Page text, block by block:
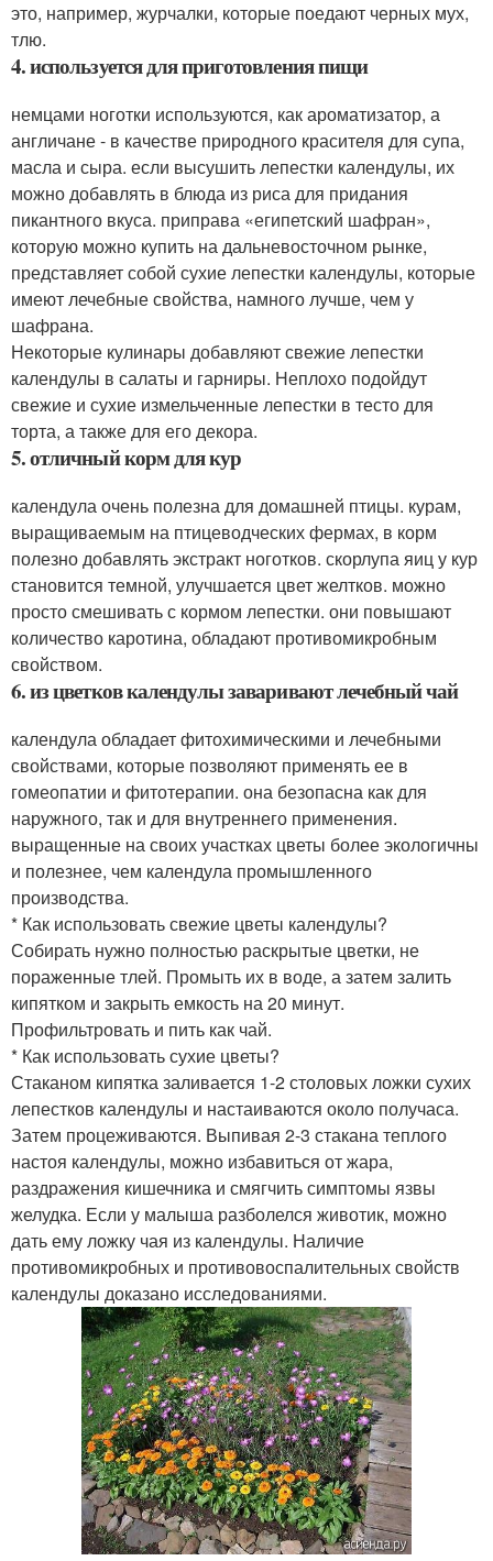
это, например, журчалки, которые поедают черных мух,
тлю.
4. используется для приготовления пищи
немцами ноготки используются, как ароматизатор, а
англичане - в качестве природного красителя для супа,
масла и сыра. если высушить лепестки календулы, их
можно добавлять в блюда из риса для придания
пикантного вкуса. приправа «египетский шафран»,
которую можно купить на дальневосточном рынке,
представляет собой сухие лепестки календулы, которые
имеют лечебные свойства, намного лучше, чем у
шафрана.
Некоторые кулинары добавляют свежие лепестки
календулы в салаты и гарниры. Неплохо подойдут
свежие и сухие измельченные лепестки в тесто для
торта, а также для его декора.
5. отличный корм для кур
календула очень полезна для домашней птицы. курам,
выращиваемым на птицеводческих фермах, в корм
полезно добавлять экстракт ноготков. скорлупа яиц у кур
становится темной, улучшается цвет желтков. можно
просто смешивать с кормом лепестки. они повышают
количество каротина, обладают противомикробным
свойством.
6. из цветков календулы заваривают лечебный чай
календула обладает фитохимическими и лечебными
свойствами, которые позволяют применять ее в
гомеопатии и фитотерапии. она безопасна как для
наружного, так и для внутреннего применения.
выращенные на своих участках цветы более экологичны
и полезнее, чем календула промышленного
производства.
* Как использовать свежие цветы календулы?
Собирать нужно полностью раскрытые цветки, не
пораженные тлей. Промыть их в воде, а затем залить
кипятком и закрыть емкость на 20 минут.
Профильтровать и пить как чай.
* Как использовать сухие цветы?
Стаканом кипятка заливается 1-2 столовых ложки сухих
лепестков календулы и настаиваются около получаса.
Затем процеживаются. Выпивая 2-3 стакана теплого
настоя календулы, можно избавиться от жара,
раздражения кишечника и смягчить симптомы язвы
желудка. Если у малыша разболелся животик, можно
дать ему ложку чая из календулы. Наличие
противомикробных и противовоспалительных свойств
календулы доказано исследованиями.